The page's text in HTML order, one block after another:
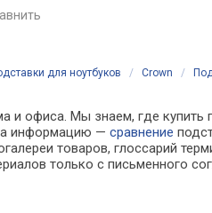
365x340x30 мм
для ноутбуков / Crown /
и офиса. Мы знаем, где купить
информацию —сравнение
товаров, глоссарий
только с письменного